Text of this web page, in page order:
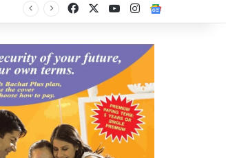
FacebookYouTubeInstagram